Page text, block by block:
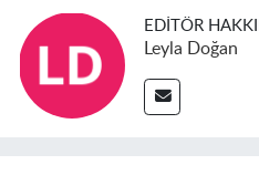
EDITÖR
Leyla Doğan